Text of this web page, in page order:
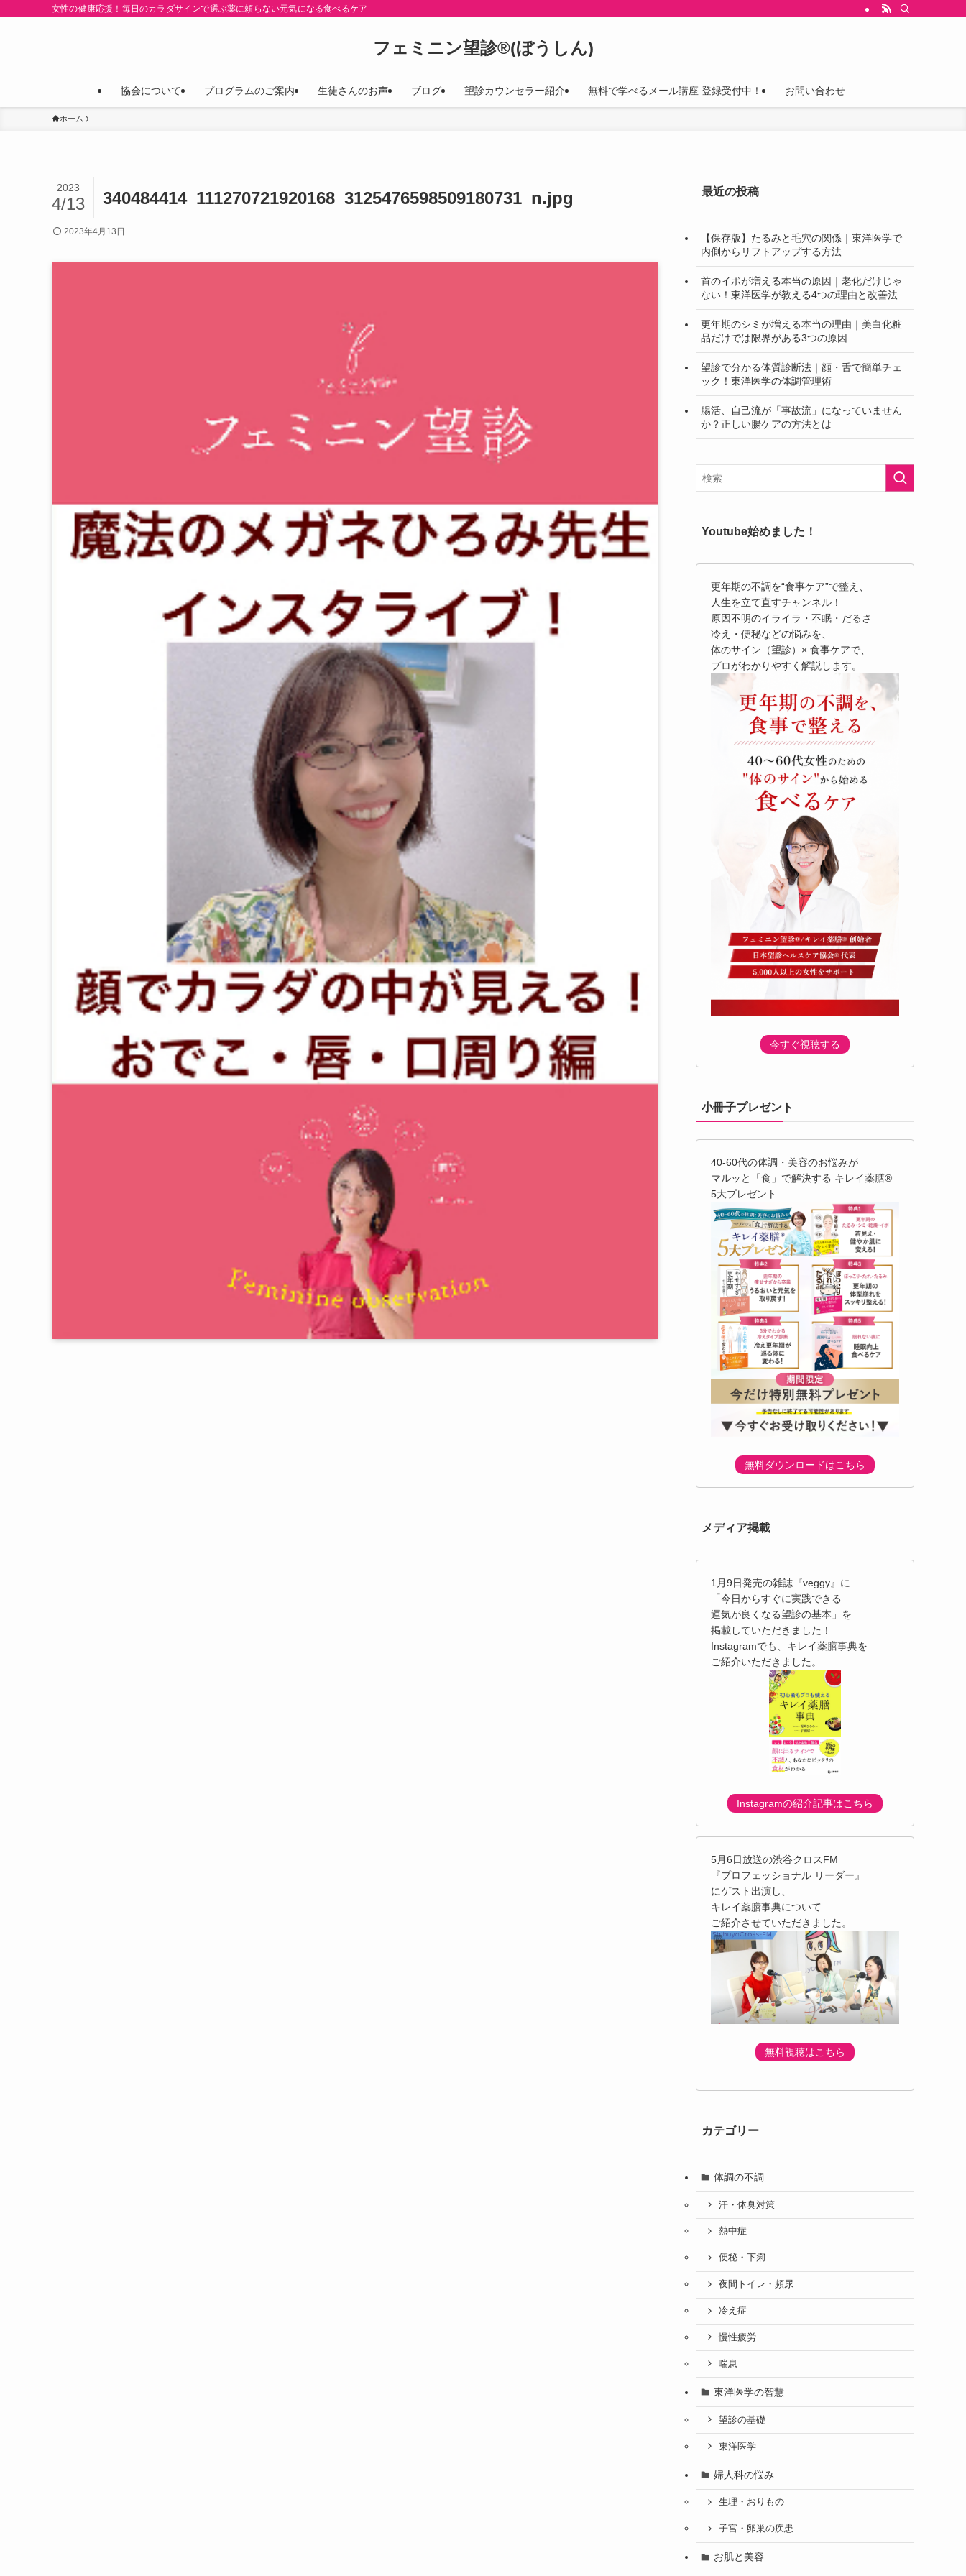
女性の健康応援！毎日のカラダサインで選ぶ薬に頼らない元気になる食べるケア
フェミニン望診®(ぼうしん)
協会について プログラムのご案内 生徒さんのお声 ブログ 望診カウンセラー紹介 無料で学べるメール講座 登録受付中！ お問い合わせ
ホーム
340484414_111270721920168_3125476598509180731_n.jpg
2023
4/13
2023年4月13日
最近の投稿
【保存版】たるみと毛穴の関係｜東洋医学で
内側からリフトアップする方法
首のイボが増える本当の原因｜老化だけじゃ
ない！東洋医学が教える4つの理由と改善法
更年期のシミが増える本当の理由｜美白化粧
品だけでは限界がある3つの原因
望診で分かる体質診断法｜顔・舌で簡単チェ
ック！東洋医学の体調管理術
腸活、自己流が「事故流」になっていません
か？正しい腸ケアの方法とは
Youtube始めました！
更年期の不調を“食事ケア”で整え、
人生を立て直すチャンネル！
原因不明のイライラ・不眠・だるさ
冷え・便秘などの悩みを、
体のサイン（望診）× 食事ケアで、
プロがわかりやすく解説します。
今すぐ視聴する
小冊子プレゼント
40-60代の体調・美容のお悩みが
マルッと「食」で解決する キレイ薬膳®︎
5大プレゼント
無料ダウンロードはこちら
メディア掲載
1月9日発売の雑誌『veggy』に
「今日からすぐに実践できる
運気が良くなる望診の基本」を
掲載していただきました！
Instagramでも、キレイ薬膳事典を
ご紹介いただきました。
Instagramの紹介記事はこちら
5月6日放送の渋谷クロスFM
『プロフェッショナル リーダー』
にゲスト出演し、
キレイ薬膳事典について
ご紹介させていただきました。
無料視聴はこちら
カテゴリー
体調の不調
汗・体臭対策
熱中症
便秘・下痢
夜間トイレ・頻尿
冷え症
慢性疲労
喘息
東洋医学の智慧
望診の基礎
東洋医学
婦人科の悩み
生理・おりもの
子宮・卵巣の疾患
お肌と美容